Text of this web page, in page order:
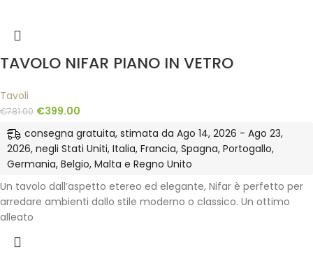
TAVOLO NIFAR PIANO IN VETRO
Tavoli
€781.00 €399.00
consegna gratuita, stimata da Ago 14, 2026 - Ago 23,
2026, negli Stati Uniti, Italia, Francia, Spagna, Portogallo,
Germania, Belgio, Malta e Regno Unito
Un tavolo dall’aspetto etereo ed elegante, Nifar è perfetto per
arredare ambienti dallo stile moderno o classico. Un ottimo
alleato